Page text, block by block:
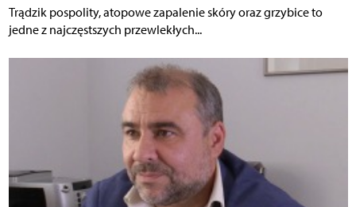
Trądzik pospolity, atopowe zapalenie skóry oraz grzybice to
jedne z najczęstszych przewlekłych...